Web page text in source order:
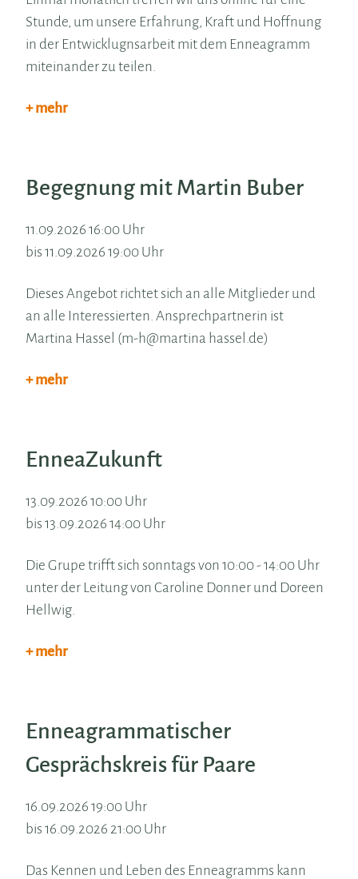
Stunde, um unsere Erfahrung, Kraft und Hoffnung
in der Entwicklugnsarbeit mit dem Enneagramm
miteinander zu teilen.
+ mehr
Begegnung mit Martin Buber
11.09.2026 16:00 Uhr
bis 11.09.2026 19:00 Uhr
Dieses Angebot richtet sich an alle Mitglieder und
an alle Interessierten. Ansprechpartnerin ist
Martina Hassel (m-h@martina hassel.de)
+ mehr
EnneaZukunft
13.09.2026 10:00 Uhr
bis 13.09.2026 14:00 Uhr
Die Grupe trifft sich sonntags von 10:00 - 14:00 Uhr
unter der Leitung von Caroline Donner und Doreen
Hellwig.
+ mehr
Enneagrammatischer
Gesprächskreis für Paare
16.09.2026 19:00 Uhr
bis 16.09.2026 21:00 Uhr
Das Kennen und Leben des Enneagramms kann